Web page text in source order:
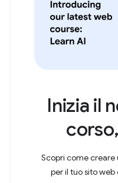
Inizia il
Scopri come creare
per il tuo sito